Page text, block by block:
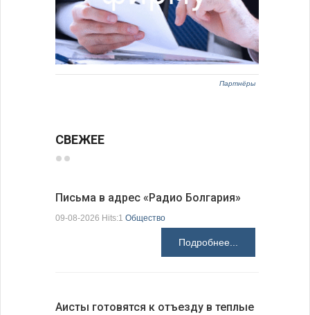
Партнёры
СВЕЖЕЕ
Письма в адрес «Радио Болгария»
09-08-2026 Hits:1 Общество
Подробнее...
Аисты готовятся к отъезду в теплые